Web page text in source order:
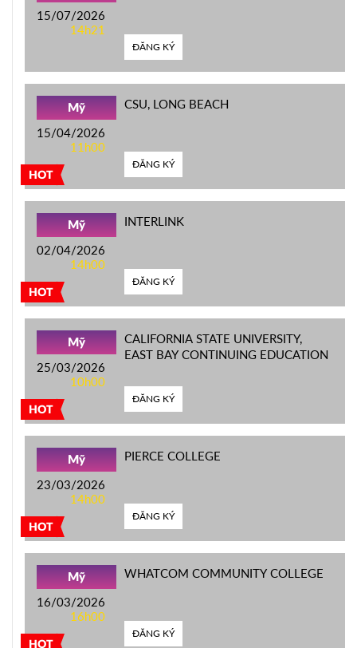
15/07/2026
14h21
ĐĂNG KÝ
HOT
Mỹ
15/04/2026
11h00
CSU, LONG BEACH
ĐĂNG KÝ
HOT
Mỹ
02/04/2026
14h00
INTERLINK
ĐĂNG KÝ
HOT
Mỹ
25/03/2026
10h00
CALIFORNIA STATE UNIVERSITY,
EAST BAY CONTINUING EDUCATION
ĐĂNG KÝ
HOT
Mỹ
23/03/2026
14h00
PIERCE COLLEGE
ĐĂNG KÝ
HOT
Mỹ
16/03/2026
16h00
WHATCOM COMMUNITY COLLEGE
ĐĂNG KÝ